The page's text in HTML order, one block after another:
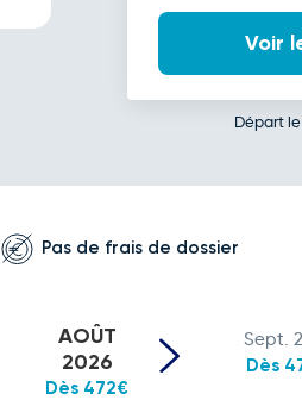
Voir
Départ le
Pas de frais de dossier
AOÛT
2026
Dès 472€
Sept.
Dès